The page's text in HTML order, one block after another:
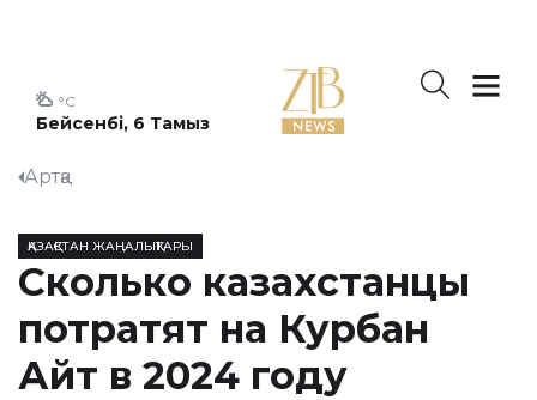
Бейсенбі, 6 Тамыз
°C
Артқа
ҚАЗАҚСТАН ЖАҢАЛЫҚТАРЫ
Сколько казахстанцы
потратят на Курбан
Айт в 2024 году